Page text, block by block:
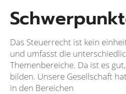
Das Steuerrecht ist kein
und umfasst die
Themenbereiche. Da ist es
bilden. Unsere Gesellschaft
in den Bereichen